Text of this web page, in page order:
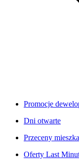
Promocje
Dni otwarte
Przeceny
Oferty Last